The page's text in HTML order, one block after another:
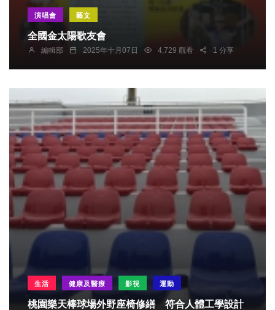
演唱會 藝文
全國金太陽歌友會
編輯部 2025年十月07日 4,729 觀看 1 分享
生活 健康及醫療 影視 運動
桃園樂天棒球場外野座椅修繕 符合人體工學設計